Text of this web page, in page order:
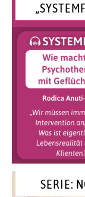
SERIE: